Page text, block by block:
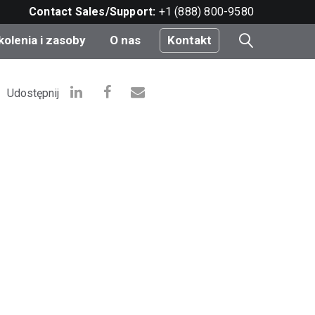
Contact Sales/Support: +1 (888) 800-9580
i zasoby O nas Kontakt
Udostępnij